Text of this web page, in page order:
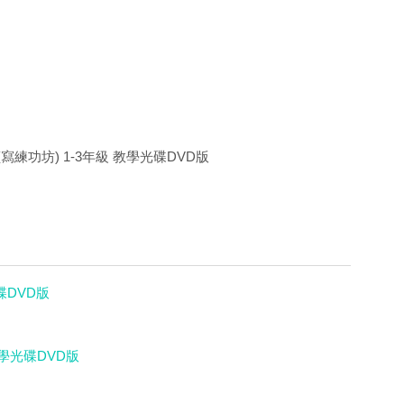
練功坊) 1-3年級 教學光碟DVD版
DVD版
光碟DVD版